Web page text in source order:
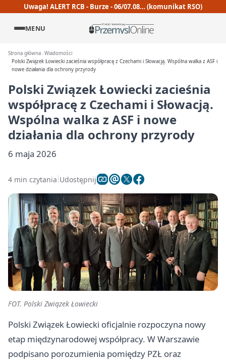
Uwaga! ALERT RCB - Burze - 06/07.08… (komunikat RSO)
MENU
Strona główna Wiadomości
Polski Związek Łowiecki zacieśnia współpracę z Czechami i Słowacją. Wspólna walka z ASF i
nowe działania dla ochrony przyrody
Polski Związek Łowiecki zacieśnia
współpracę z Czechami i Słowacją.
Wspólna walka z ASF i nowe
działania dla ochrony przyrody
6 maja 2026
4 min czytania Udostępnij
FOT. Polski Związek Łowiecki
Polski Związek Łowiecki oficjalnie rozpoczyna nowy
etap międzynarodowej współpracy. W Warszawie
podpisano porozumienia pomiędzy PZŁ oraz